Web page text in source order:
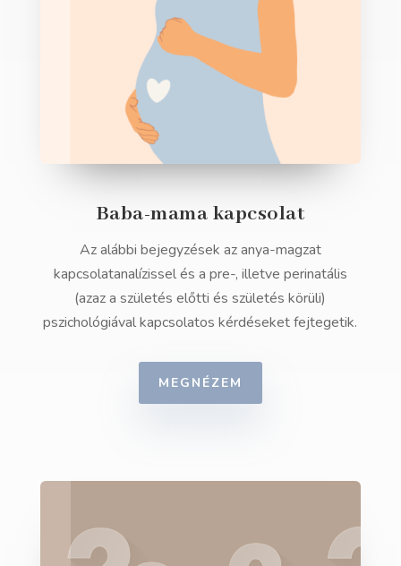
Baba-mama kapcsolat
Az alábbi bejegyzések az anya-magzat
kapcsolatanalízissel és a pre-, illetve perinatális
(azaz a születés előtti és születés körüli)
pszichológiával kapcsolatos kérdéseket fejtegetik.
MEGNÉZEM